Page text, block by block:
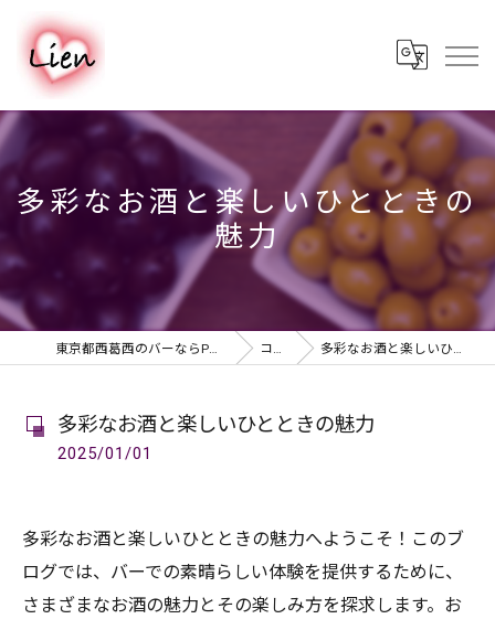
多彩なお酒と楽しいひとときの
魅力
東京都西葛西のバーならPUB & BAR Lien コラム 多彩なお酒と楽しいひとときの魅力
多彩なお酒と楽しいひとときの魅力
2025/01/01
多彩なお酒と楽しいひとときの魅力へようこそ！このブ
ログでは、バーでの素晴らしい体験を提供するために、
さまざまなお酒の魅力とその楽しみ方を探求します。お